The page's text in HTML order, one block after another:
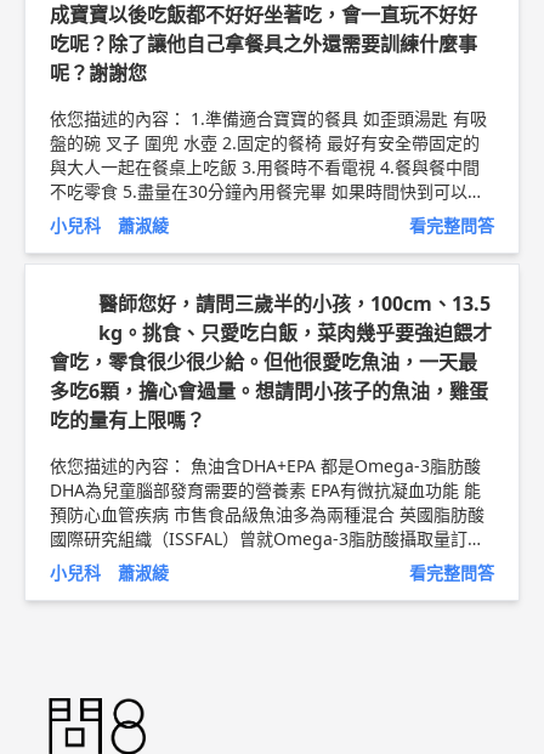
成寶寶以後吃飯都不好好坐著吃，會一直玩不好好
吃呢？除了讓他自己拿餐具之外還需要訓練什麼事
呢？謝謝您
依您描述的內容： 1.準備適合寶寶的餐具 如歪頭湯匙 有吸
盤的碗 叉子 圍兜 水壺 2.固定的餐椅 最好有安全帶固定的
與大人一起在餐桌上吃飯 3.用餐時不看電視 4.餐與餐中間
不吃零食 5.盡量在30分鐘內用餐完畢 如果時間快到可以考
慮大人把剩下的餵完 沒吃完就收掉 6.大人要耐心引導 比如
把湯匙叉子比喻成飛機或火車 把食物送進山洞裡等等... 7.
如果餐具一直拿不好 可以先用手抓著吃 等滿一歲再嘗試用
餐具用餐 以上純係觀念交流，一切以醫師實際看診為準。
台中幼恩小兒科診所 兒科 主治醫師 蕭淑綾 醫師簡介►htt
p://bit.ly/2uZBXqA
小兒科 蕭淑綾 看完整問答
醫師您好，請問三歲半的小孩，100cm、13.5
kg。挑食、只愛吃白飯，菜肉幾乎要強迫餵才
會吃，零食很少很少給。但他很愛吃魚油，一天最
多吃6顆，擔心會過量。想請問小孩子的魚油，雞蛋
吃的量有上限嗎？
依您描述的內容： 魚油含DHA+EPA 都是Omega-3脂肪酸
DHA為兒童腦部發育需要的營養素 EPA有微抗凝血功能 能
預防心血管疾病 市售食品級魚油多為兩種混合 英國脂肪酸
國際研究組織（ISSFAL）曾就Omega-3脂肪酸攝取量訂出
指引 1至18個月大的嬰兒，每天應只吸收每磅(1磅=0.454k
g)體重約32毫克Omega-3脂肪酸 1歲半至15歲則每天每磅
吃一顆就吃進300mg的OMEGA-3脂肪酸 至於雞蛋 是很好
的動物蛋白 膽鹼 膽固醇的來源 兒童尚在發育 所以不用限制
小兒科 蕭淑綾 看完整問答